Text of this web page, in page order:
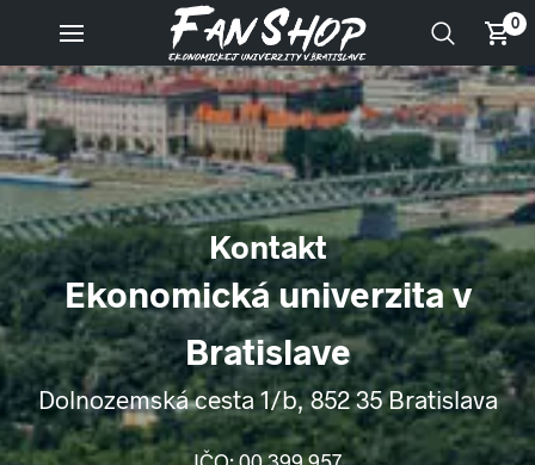
0
Kontakt
Ekonomická univerzita v
Bratislave
Dolnozemská cesta 1/b, 852 35 Bratislava